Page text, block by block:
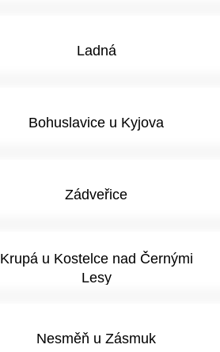
Ladná
Bohuslavice u Kyjova
Zádveřice
Krupá u Kostelce nad Černými
Lesy
Nesměň u Zásmuk